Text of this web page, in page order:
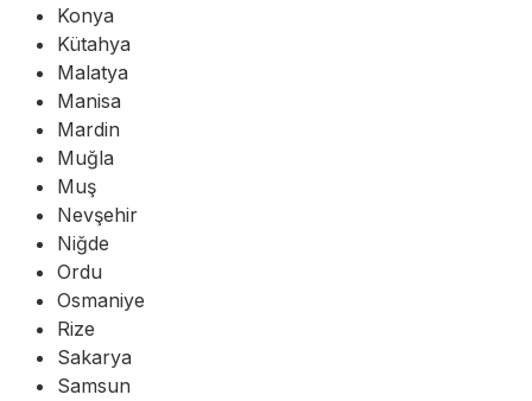
Konya
Kütahya
Malatya
Manisa
Mardin
Muğla
Muş
Nevşehir
Niğde
Ordu
Osmaniye
Rize
Sakarya
Samsun